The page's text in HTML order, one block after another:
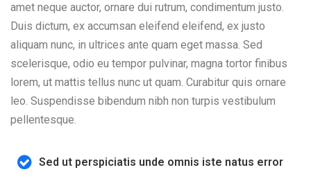
amet neque auctor, ornare dui rutrum, condimentum justo.
Duis dictum, ex accumsan eleifend eleifend, ex justo
aliquam nunc, in ultrices ante quam eget massa. Sed
scelerisque, odio eu tempor pulvinar, magna tortor finibus
lorem, ut mattis tellus nunc ut quam. Curabitur quis ornare
leo. Suspendisse bibendum nibh non turpis vestibulum
pellentesque.
Sed ut perspiciatis unde omnis iste natus error